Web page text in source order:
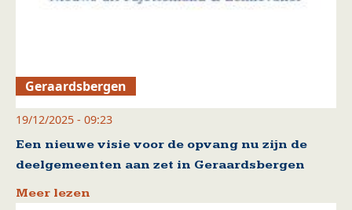
Geraardsbergen
19/12/2025 - 09:23
Een nieuwe visie voor de opvang nu zijn de
deelgemeenten aan zet in Geraardsbergen
Meer lezen